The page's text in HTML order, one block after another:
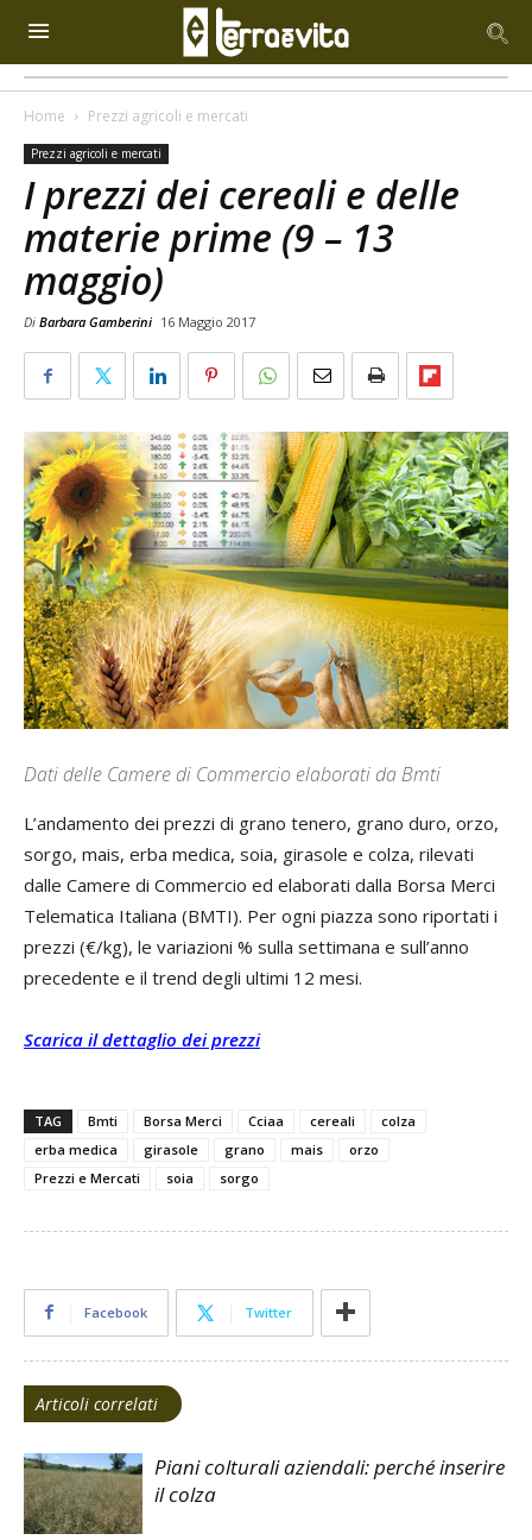
Home Prezzi agricoli e mercati
Prezzi agricoli e mercati
I prezzi dei cereali e delle
materie prime (9 – 13
maggio)
Di Barbara Gamberini 16 Maggio 2017
Dati delle Camere di Commercio elaborati da Bmti
L’andamento dei prezzi di grano tenero, grano duro, orzo,
sorgo, mais, erba medica, soia, girasole e colza, rilevati
dalle Camere di Commercio ed elaborati dalla Borsa Merci
Telematica Italiana (BMTI). Per ogni piazza sono riportati i
prezzi (€/kg), le variazioni % sulla settimana e sull’anno
precedente e il trend degli ultimi 12 mesi.
Scarica il dettaglio dei prezzi
TAG Bmti Borsa Merci Cciaa cereali
colza
erba medica
girasole grano mais
orzo
Prezzi e Mercati
soia sorgo
Facebook Twitter
Articoli correlati
Piani colturali aziendali: perché inserire
il colza